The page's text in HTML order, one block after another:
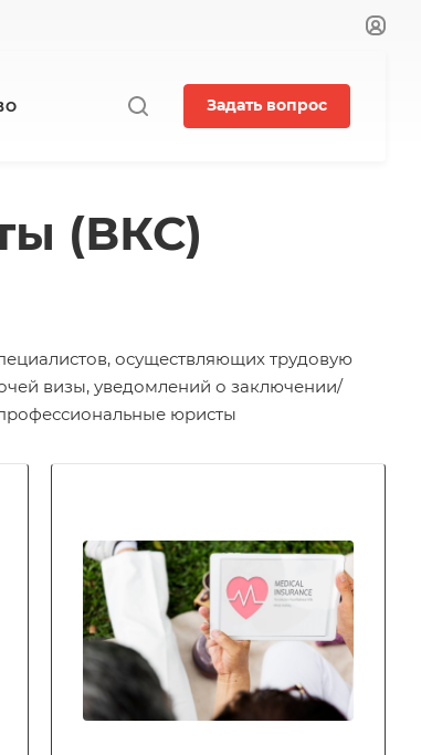
Задать вопрос
(ВКС)
осуществляющих трудовую
визы, уведомлений о заключении/
юристы